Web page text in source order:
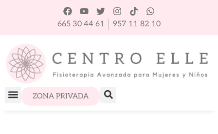
665 30 44 61 957 11 82 10
ZONA PRIVADA